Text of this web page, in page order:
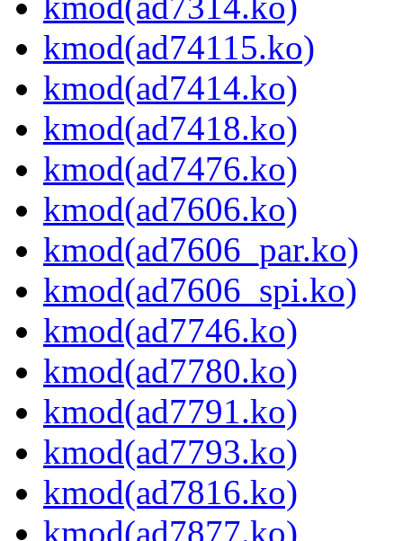
kmod(ad74115.ko)
kmod(ad7414.ko)
kmod(ad7418.ko)
kmod(ad7476.ko)
kmod(ad7606.ko)
kmod(ad7606_par.ko)
kmod(ad7606_spi.ko)
kmod(ad7746.ko)
kmod(ad7780.ko)
kmod(ad7791.ko)
kmod(ad7793.ko)
kmod(ad7816.ko)
kmod(ad7877.ko)